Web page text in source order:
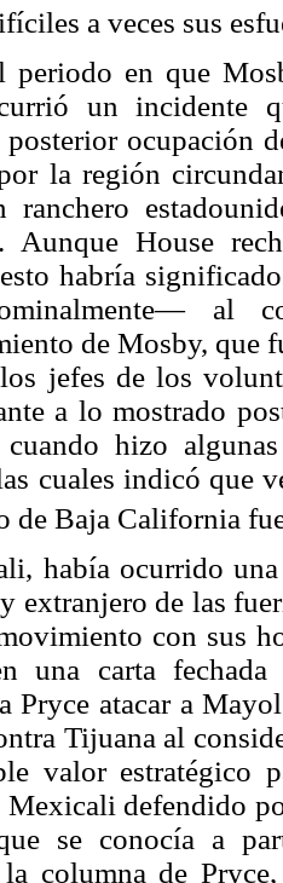
a veces sus
periodo en que
un incidente
posterior ocupación
la región
ranchero
Aunque House
esto habría
al
de Mosby, que
jefes de los
a lo mostrado
hizo
cuales indicó que
de Baja California
había ocurrido
extranjero de las
con sus
una carta
Pryce atacar a
Tijuana al
valor estratégico
Mexicali defendido
se conocía a
columna de